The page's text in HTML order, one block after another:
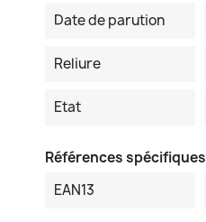
Date de parution
Reliure
Etat
Références spécifiques
EAN13